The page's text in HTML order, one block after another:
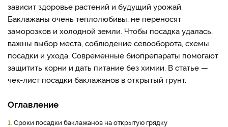
зависит здоровье растений и будущий урожай.
Баклажаны очень теплолюбивы, не переносят
заморозков и холодной земли. Чтобы посадка удалась,
важны выбор места, соблюдение севооборота, схемы
посадки и ухода. Современные биопрепараты помогают
защитить корни и дать питание без химии. В статье —
чек-лист посадки баклажанов в открытый грунт.
Оглавление
1. Сроки посадки баклажанов на открытую грядку